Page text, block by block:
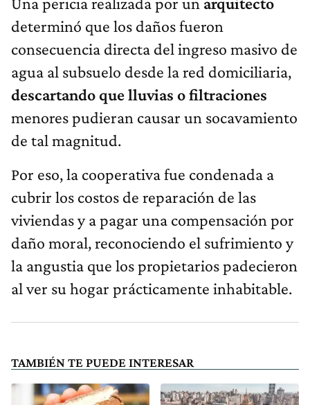
determinó que los daños fueron
consecuencia directa del ingreso masivo de
agua al subsuelo desde la red domiciliaria,
descartando que lluvias o filtraciones
menores pudieran causar un socavamiento
de tal magnitud.
Por eso, la cooperativa fue condenada a
cubrir los costos de reparación de las
viviendas y a pagar una compensación por
daño moral, reconociendo el sufrimiento y
la angustia que los propietarios padecieron
al ver su hogar prácticamente inhabitable.
TAMBIÉN TE PUEDE INTERESAR